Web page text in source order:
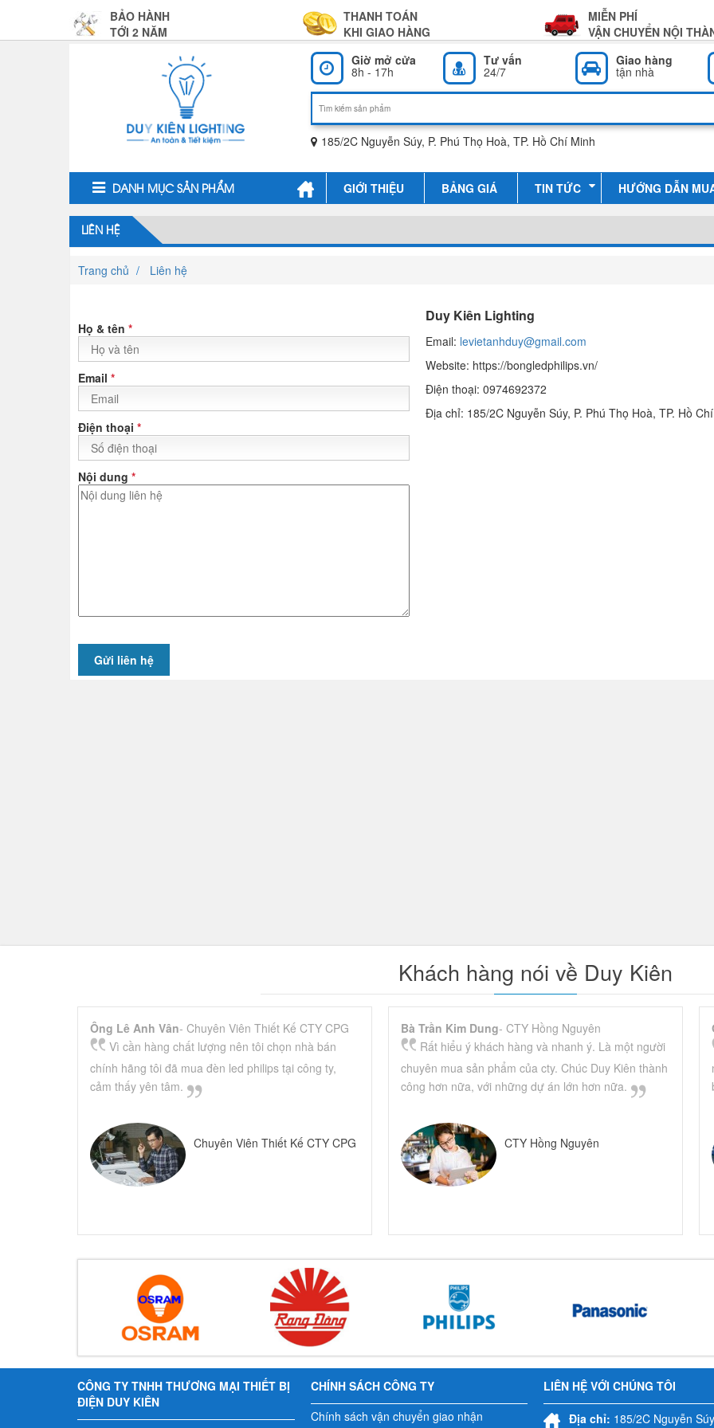
BẢO HÀNH
TỚI 2 NĂM
THANH TOÁN
KHI GIAO HÀNG
MIỄN PHÍ
VẬN CHUYỂN NỘI
Giờ mở cửa
8h - 17h
Tư vấn
24/7
Giao hàng
tận nhà
185/2C Nguyễn Súy, P. Phú Thọ Hoà, TP. Hồ Chí Minh
DANH MỤC SẢN PHẨM GIỚI THIỆU BẢNG GIÁ TIN TỨC HƯỚNG DẪN
LIÊN HỆ
Trang chủ Liên hệ
Họ & tên *
Email *
Điện thoại *
Nội dung *
Duy Kiên Lighting
Email: levietanhduy@gmail.com
Website: https://bongledphilips.vn/
Điện thoại: 0974692372
Địa chỉ: 185/2C Nguyễn Súy, P. Phú Thọ Hoà, TP. Hồ
Khách hàng nói về Duy Kiên
Ông Lê Anh Vân- Chuyên Viên Thiết Kế CTY CPG
Vì cần hàng chất lượng nên tôi chọn nhà bán
chính hãng tôi đã mua đèn led philips tại công ty,
cảm thấy yên tâm.
Chuyên Viên Thiết Kế CTY CPG
Bà Trần Kim Dung- CTY Hồng Nguyên
Rất hiểu ý khách hàng và nhanh ý. Là một người
chuyên mua sản phẩm của cty. Chúc Duy Kiên thành
công hơn nữa, với những dự án lớn hơn nữa.
CTY Hồng Nguyên
CÔNG TY TNHH THƯƠNG MẠI THIẾT BỊ
ĐIỆN DUY KIÊN
CHÍNH SÁCH CÔNG TY
Chính sách vận chuyển giao nhận
LIÊN HỆ VỚI CHÚNG TÔI
Địa chỉ: 185/2C Nguyễn